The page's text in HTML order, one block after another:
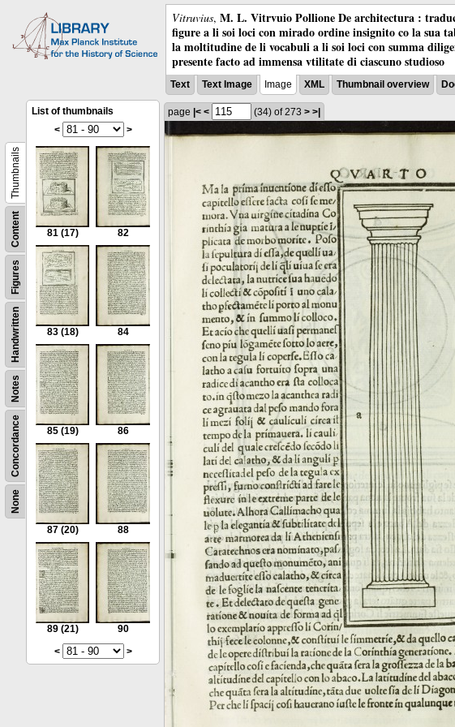
Vitruvius, M. L. Vitrvuio Pollione De architectura :
figure a li soi loci con mirado ordine insignito co la sua
la moltitudine de li vocabuli a li soi loci con summa
presente facto ad immensa vtilitate di ciascuno studioso
Text Text Image Image XML Thumbnail overview
None
Concordance
Notes
Handwritten
Figures
Content
Thumbnails
List of thumbnails
<
>
81 (17) 82
83 (18) 84
85 (19) 86
87 (20) 88
89 (21)
90
<
>
page |< < (34) of 273 > >|